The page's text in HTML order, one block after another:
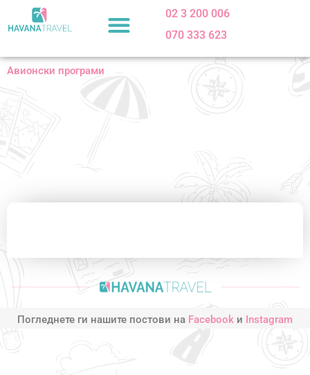
to
02 3 200 006
070 333 623
Авионски програми
Погледнете ги нашите постови на Facebook и Instagram